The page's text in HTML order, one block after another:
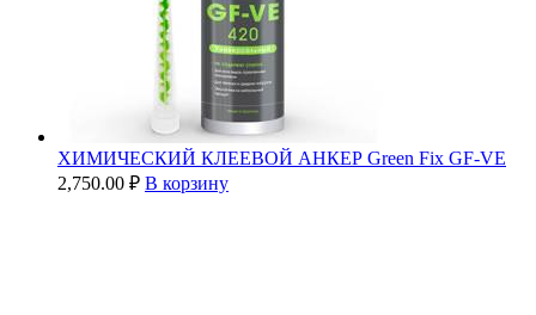
ХИМИЧЕСКИЙ КЛЕЕВОЙ АНКЕР Green Fix GF-VE
2,750.00 ₽ В корзину